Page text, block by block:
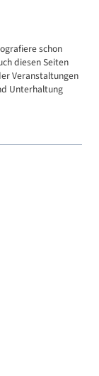
schon
diesen Seiten
Veranstaltungen
Unterhaltung